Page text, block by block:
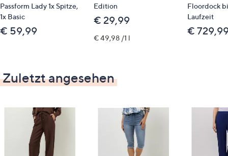
Passform Lady 1x Spitze,
1x Basic
€ 59,99
Edition
€ 29,99
€ 49,98 /1 l
Floordock
Laufzeit
€
Zuletzt angesehen